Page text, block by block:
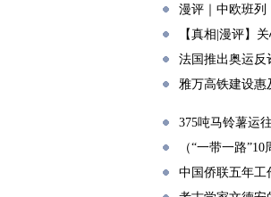
漫评｜中欧班列
【真相|漫评】
法国推出奥运反
雅万高铁建设惠
375吨马铃薯运
（“一带一路
中国侨联五年工